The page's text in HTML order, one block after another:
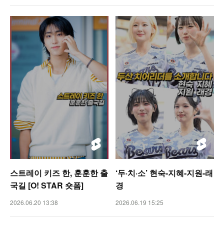
스트레이 키즈 한, 훈훈한 출
국길 [O! STAR 숏폼]
2026.06.20 13:38
‘두·치·소’ 현숙-지혜-지원-래
경
2026.06.19 15:25